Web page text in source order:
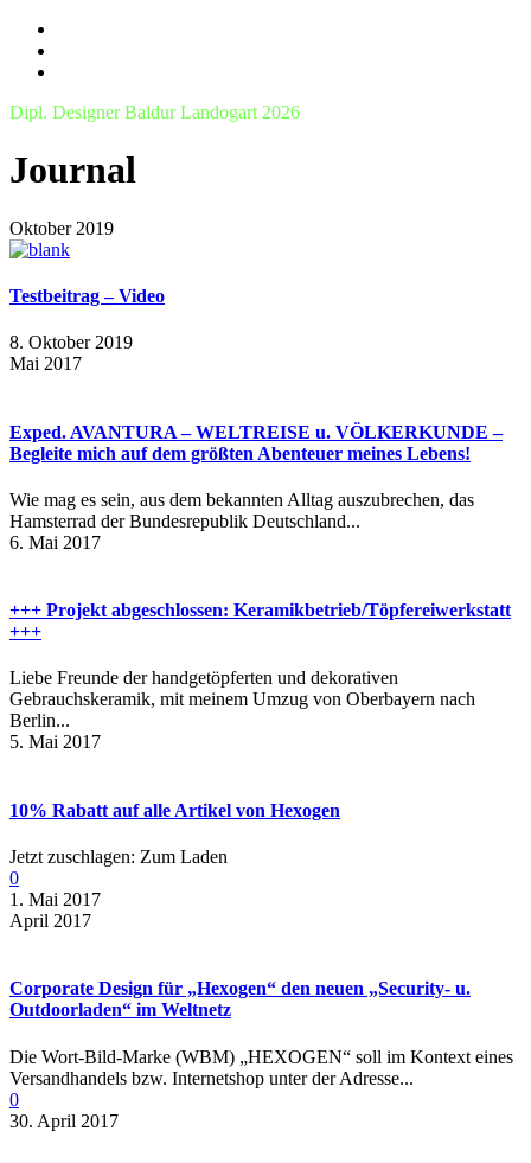
Dipl. Designer Baldur Landogart 2026
Journal
Oktober 2019
Testbeitrag – Video
8. Oktober 2019
Mai 2017
Exped. AVANTURA – WELTREISE u. VÖLKERKUNDE –
Begleite mich auf dem größten Abenteuer meines Lebens!
Wie mag es sein, aus dem bekannten Alltag auszubrechen, das
Hamsterrad der Bundesrepublik Deutschland...
6. Mai 2017
+++ Projekt abgeschlossen: Keramikbetrieb/Töpfereiwerkstatt
+++
Liebe Freunde der handgetöpferten und dekorativen
Gebrauchskeramik, mit meinem Umzug von Oberbayern nach
Berlin...
5. Mai 2017
10% Rabatt auf alle Artikel von Hexogen
Jetzt zuschlagen: Zum Laden
0
1. Mai 2017
April 2017
Corporate Design für „Hexogen“ den neuen „Security- u.
Outdoorladen“ im Weltnetz
Die Wort-Bild-Marke (WBM) „HEXOGEN“ soll im Kontext eines
Versandhandels bzw. Internetshop unter der Adresse...
0
30. April 2017